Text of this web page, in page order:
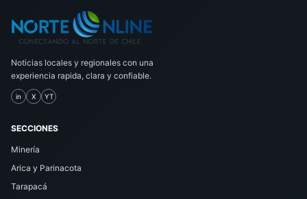
Noticias locales y regionales con una
experiencia rapida, clara y confiable.
in X YT
SECCIONES
Minería
Arica y Parinacota
Tarapacá